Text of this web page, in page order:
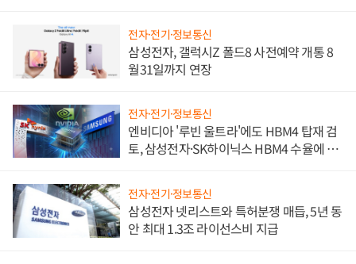
전자·전기·정보통신
삼성전자, 갤럭시Z 폴드8 사전예약 개통 8
월31일까지 연장
전자·전기·정보통신
엔비디아 '루빈 울트라'에도 HBM4 탑재 검
토, 삼성전자·SK하이닉스 HBM4 수율에 주
전자·전기·정보통신
삼성전자 넷리스트와 특허분쟁 매듭, 5년 동
안 최대 1.3조 라이선스비 지급